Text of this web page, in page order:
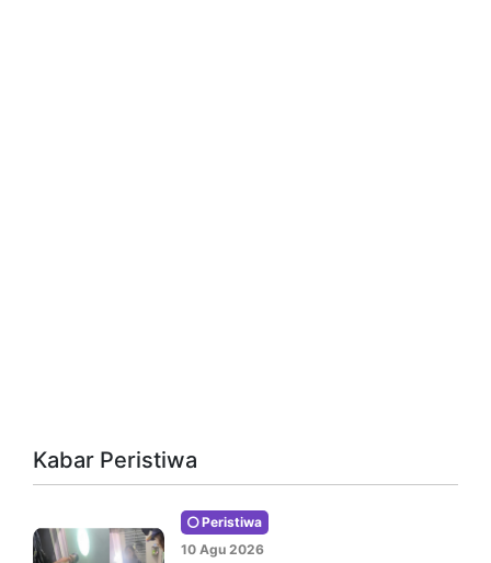
Kabar Peristiwa
Peristiwa
10 Agu 2026